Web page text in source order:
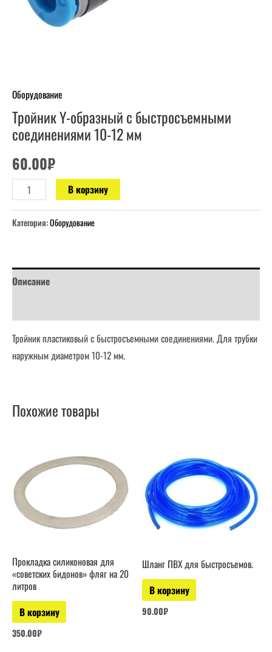
Оборудование
Тройник Y-образный с быстросъемными
соединениями 10-12 мм
60.00₽
В корзину
Категория:Оборудование
Описание
Тройник пластиковый с быстросъемными соединениями. Для трубки
наружным диаметром 10-12 мм.
Похожие товары
Прокладка силиконовая для
«советских бидонов» фляг на 20
литров
В корзину
350.00₽
Шланг ПВХ для быстросъемов.
В корзину
90.00₽